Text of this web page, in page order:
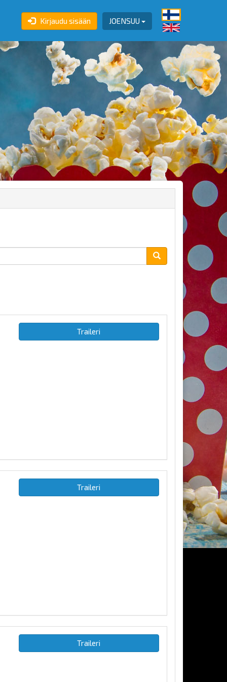
JOENSUU
Kirjaudu sisään
Traileri
Traileri
Traileri